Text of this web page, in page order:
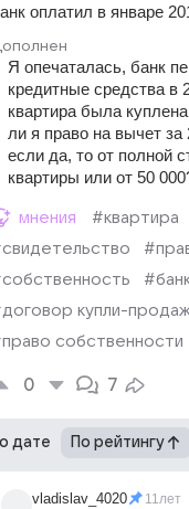
оплатил в январе
Я опечаталась, банк
кредитные средства в
квартира была
ли я право на вычет за
если да, то от полной
квартиры или от 50
мнения
#квартира
купли-
собственности
0 7
дате По рейтингу
vladislav_4020 11лет